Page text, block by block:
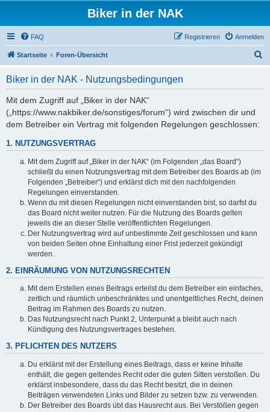
Biker in der NAK
FAQ Anmelden
Registrieren
Startseite Foren-Übersicht
Biker in der NAK - Nutzungsbedingungen
Mit dem Zugriff auf „Biker in der NAK“
(„https://www.nakbiker.de/sonstiges/forum“) wird zwischen dir und
dem Betreiber ein Vertrag mit folgenden Regelungen geschlossen:
1. NUTZUNGSVERTRAG
Mit dem Zugriff auf „Biker in der NAK“ (im Folgenden „das Board“)
schließt du einen Nutzungsvertrag mit dem Betreiber des Boards ab (im
Folgenden „Betreiber“) und erklärst dich mit den nachfolgenden
Regelungen einverstanden.
Wenn du mit diesen Regelungen nicht einverstanden bist, so darfst du
das Board nicht weiter nutzen. Für die Nutzung des Boards gelten
jeweils die an dieser Stelle veröffentlichten Regelungen.
Der Nutzungsvertrag wird auf unbestimmte Zeit geschlossen und kann
von beiden Seiten ohne Einhaltung einer Frist jederzeit gekündigt
werden.
2. EINRÄUMUNG VON NUTZUNGSRECHTEN
Mit dem Erstellen eines Beitrags erteilst du dem Betreiber ein einfaches,
zeitlich und räumlich unbeschränktes und unentgeltliches Recht, deinen
Beitrag im Rahmen des Boards zu nutzen.
Das Nutzungsrecht nach Punkt 2, Unterpunkt a bleibt auch nach
Kündigung des Nutzungsvertrages bestehen.
3. PFLICHTEN DES NUTZERS
Du erklärst mit der Erstellung eines Beitrags, dass er keine Inhalte
enthält, die gegen geltendes Recht oder die guten Sitten verstoßen. Du
erklärst insbesondere, dass du das Recht besitzt, die in deinen
Beiträgen verwendeten Links und Bilder zu setzen bzw. zu verwenden.
Der Betreiber des Boards übt das Hausrecht aus. Bei Verstößen gegen